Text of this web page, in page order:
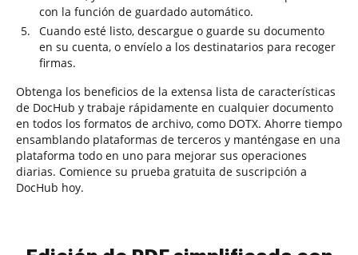
con la función de guardado automático.
Cuando esté listo, descargue o guarde su documento
en su cuenta, o envíelo a los destinatarios para recoger
firmas.
Obtenga los beneficios de la extensa lista de características
de DocHub y trabaje rápidamente en cualquier documento
en todos los formatos de archivo, como DOTX. Ahorre tiempo
ensamblando plataformas de terceros y manténgase en una
plataforma todo en uno para mejorar sus operaciones
diarias. Comience su prueba gratuita de suscripción a
DocHub hoy.